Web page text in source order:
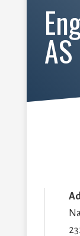
AS